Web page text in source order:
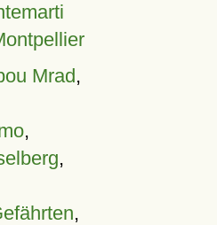
Mrad,
,
,
,